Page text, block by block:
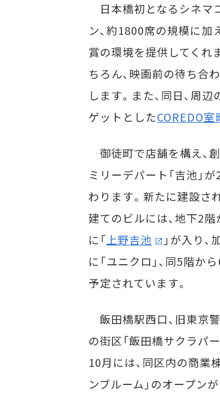
日本橋初となるシネマ
ン、約1800席の規模に
賞の環境を提供してくれ
ちろん、映画前の待ち合
します。また、同日、周
ゲットとしたCOREDO室
御徒町で店舗を構え、
ミリーデパート「吉池」
わります。新たに建設さ
建てのビルには、地下2
に「 上野吉池
」が入り
に「ユニクロ」、同5階か
予定されています。
飯田橋駅西口、旧東京
の街区「飯田橋サクラパ
10月には、同区内の商業
ンブルーム」のオープン